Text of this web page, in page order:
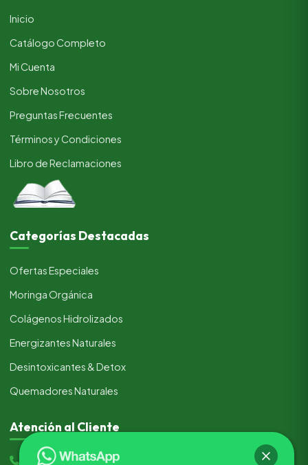
Inicio
Catálogo Completo
Mi Cuenta
Sobre Nosotros
Preguntas Frecuentes
Términos y Condiciones
Libro de Reclamaciones
Categorías Destacadas
Ofertas Especiales
Moringa Orgánica
Colágenos Hidrolizados
Energizantes Naturales
Desintoxicantes & Detox
Quemadores Naturales
Atención al Cliente
(+51) 933 205 517